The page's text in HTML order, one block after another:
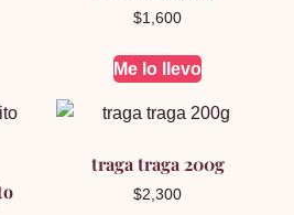
$1,600
Me lo llevo
traga traga 200g
$2,300